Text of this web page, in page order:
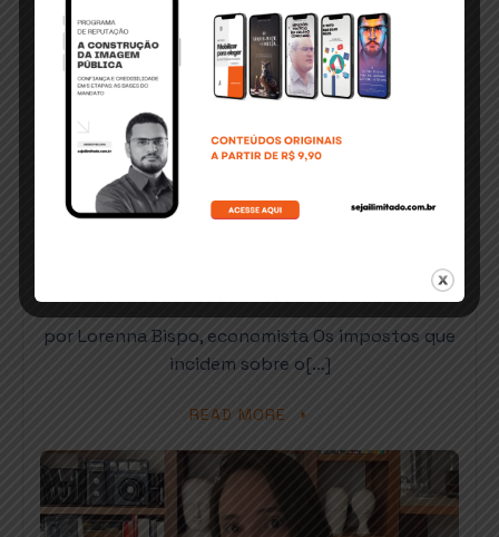
JANEIRO 21, 2025
ECONOMISTA EXPLICA: E se a
tributação focasse na renda e
por Lorenna Bispo, economista Os impostos que
incidem sobre o[…]
READ MORE